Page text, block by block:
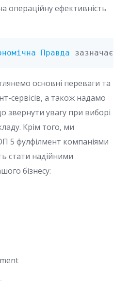
операційну ефективність
Правда зазначає,
основні переваги та
сервісів, а також надамо
звернути увагу при виборі
Крім того, ми
5 фулфілмент компаніями
стати надійними
бізнесу: